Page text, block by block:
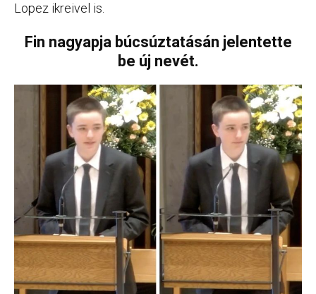
Lopez ikreivel is.
Fin nagyapja búcsúztatásán jelentette
be új nevét.